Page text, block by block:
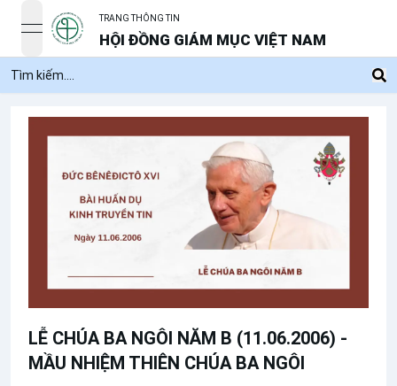
open navigation menu
TRANG THÔNG TIN
HỘI ĐỒNG GIÁM MỤC VIỆT NAM
LỄ CHÚA BA NGÔI NĂM B (11.06.2006) -
MẦU NHIỆM THIÊN CHÚA BA NGÔI